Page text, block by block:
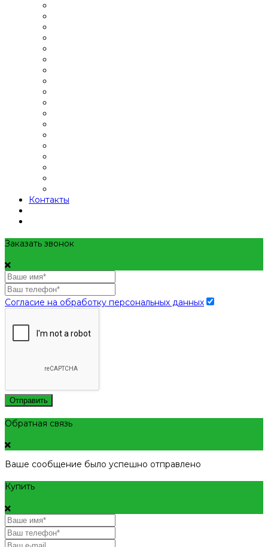
Контакты
Заказать звонок
Согласие на обработку персональных данных
Отправить
Обратная связь
Ваше сообщение было успешно отправлено
Купить